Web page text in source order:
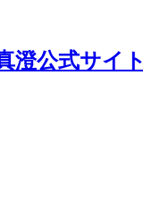
澄公式サイト